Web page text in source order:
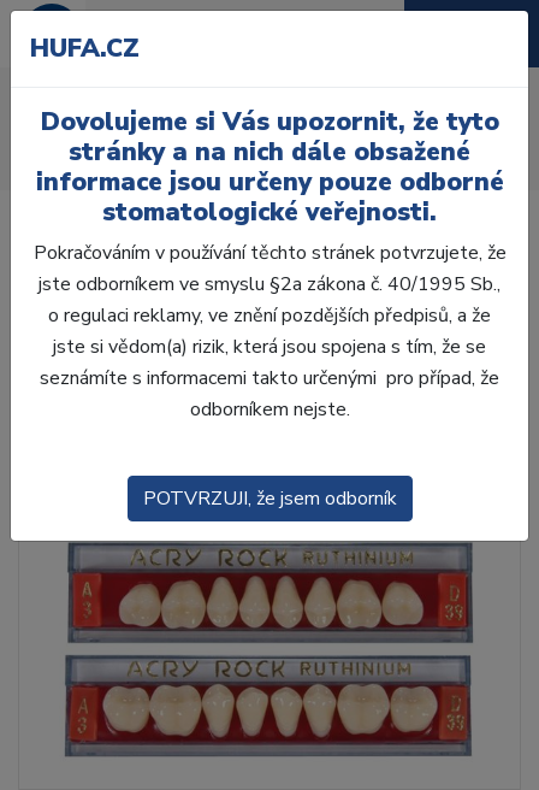
Úvod Zuby
AcryRock
AcryRock frontální D 6 ks I46, C3
HUFA.CZ
Dovolujeme si Vás upozornit, že tyto
stránky a na nich dále obsažené
informace jsou určeny pouze odborné
stomatologické veřejnosti.
Pokračováním v používání těchto stránek potvrzujete, že
jste odborníkem ve smyslu §2a zákona č. 40/1995 Sb.,
o regulaci reklamy, ve znění pozdějších předpisů, a že
jste si vědom(a) rizik, která jsou spojena s tím, že se
seznámíte s informacemi takto určenými pro případ, že
odborníkem nejste.
POTVRZUJI, že jsem odborník